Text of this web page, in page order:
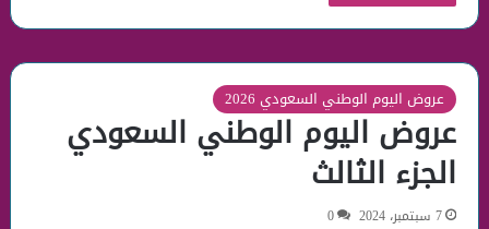
عروض اليوم الوطني السعودي 2026
عروض اليوم الوطني السعودي
الجزء الثالث
7 سبتمبر، 2024 0